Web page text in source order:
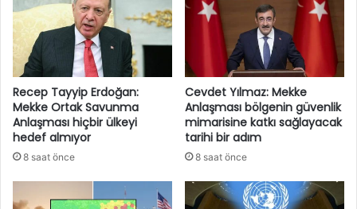
Recep Tayyip Erdoğan:
Mekke Ortak Savunma
Anlaşması hiçbir ülkeyi
hedef almıyor
8 saat önce
Cevdet Yılmaz: Mekke
Anlaşması bölgenin güvenlik
mimarisine katkı sağlayacak
tarihi bir adım
8 saat önce